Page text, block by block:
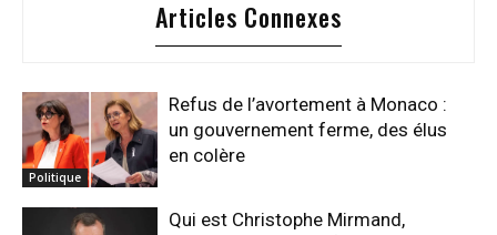
Articles Connexes
Politique
Refus de l’avortement à Monaco :
un gouvernement ferme, des élus
en colère
Qui est Christophe Mirmand,